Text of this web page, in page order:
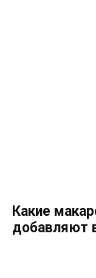
Какие
добавляют